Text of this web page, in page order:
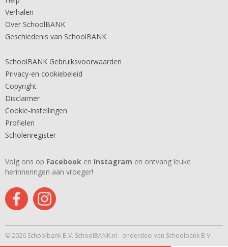
Verhalen
Over SchoolBANK
Geschiedenis van SchoolBANK
SchoolBANK Gebruiksvoorwaarden
Privacy-en cookiebeleid
Copyright
Disclaimer
Cookie-instellingen
Profielen
Scholenregister
Volg ons op Facebook en Instagram en ontvang leuke
herinneringen aan vroeger!
© 2026 Schoolbank B.V. SchoolBANK.nl - onderdeel van Schoolbank B.V.